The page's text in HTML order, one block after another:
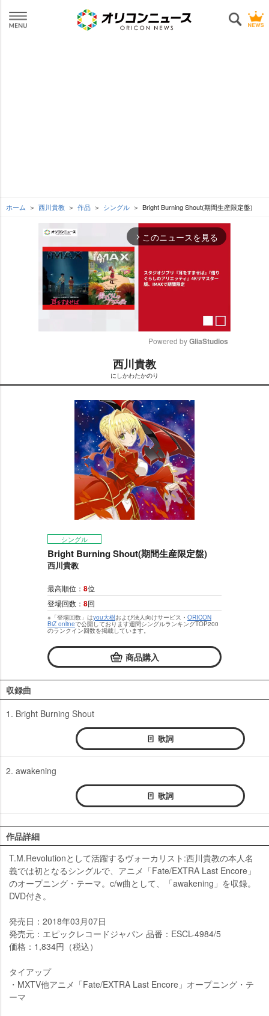
ホーム 西川貴教 作品 シングル Bright Burning Shout(期間生産限定盤)
arrow_forward_ios このニュースを見る
t
e
Powered by GliaStudios
西川貴教
にしかわたかのり
シングル
Bright Burning Shout(期間生産限定盤)
西川貴教
最高順位： 8位
登場回数： 8回
※「登場回数」はyou大樹および法人向けサービス・ ORICON
BiZ onlineで公開しております週間シングルランキングTOP200
のランクイン回数を掲載しています。
商品購入
収録曲
1. Bright Burning Shout
歌詞
2. awakening
歌詞
作品詳細
T.M.Revolutionとして活躍するヴォーカリスト:西川貴教の本人名
義では初となるシングルで、アニメ「Fate/EXTRA Last Encore」
のオープニング・テーマ。c/w曲として、「awakening」を収録。
DVD付き。
発売日：2018年03月07日
発売元：エピックレコードジャパン 品番：ESCL-4984/5
価格：1,834円（税込）
タイアップ
・MXTV他アニメ「Fate/EXTRA Last Encore」オープニング・テ
ーマ